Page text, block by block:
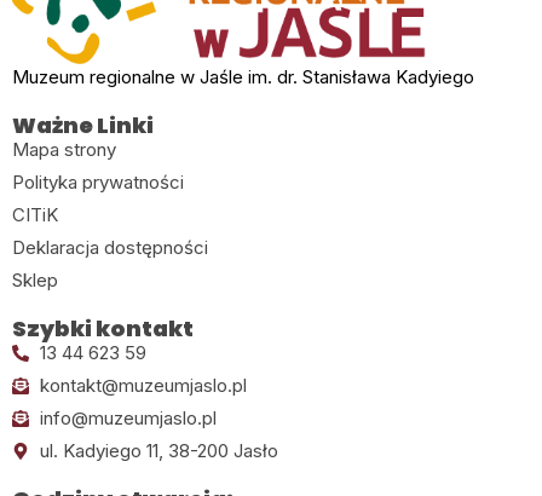
Muzeum regionalne w Jaśle im. dr. Stanisława Kadyiego
Ważne Linki
Mapa strony
Polityka prywatności
CITiK
Deklaracja dostępności
Sklep
Szybki kontakt
13 44 623 59
kontakt@muzeumjaslo.pl
info@muzeumjaslo.pl
ul. Kadyiego 11, 38-200 Jasło